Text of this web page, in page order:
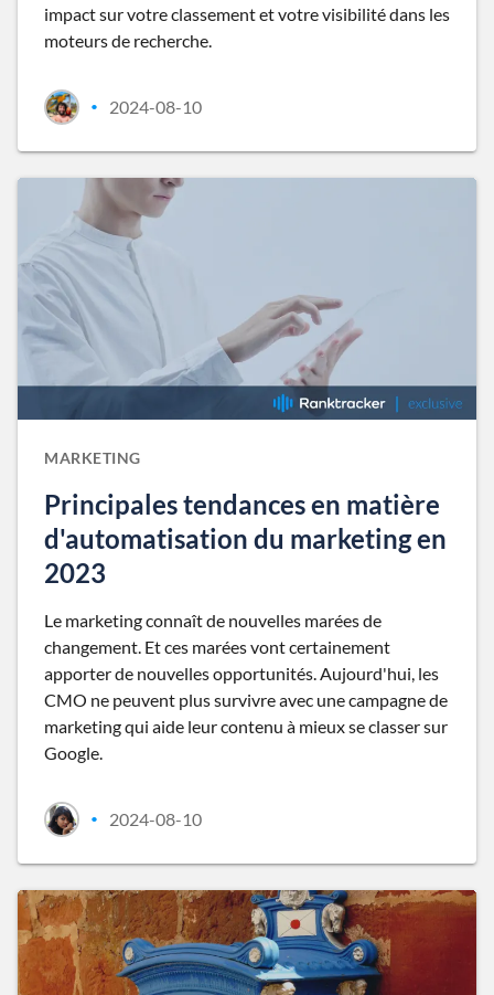
impact sur votre classement et votre visibilité dans les
moteurs de recherche.
• 2024-08-10
MARKETING
Principales tendances en matière
d'automatisation du marketing en
2023
Le marketing connaît de nouvelles marées de
changement. Et ces marées vont certainement
apporter de nouvelles opportunités. Aujourd'hui, les
CMO ne peuvent plus survivre avec une campagne de
marketing qui aide leur contenu à mieux se classer sur
Google.
• 2024-08-10